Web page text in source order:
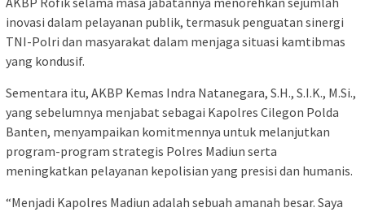
inovasi dalam pelayanan publik, termasuk penguatan sinergi
TNI-Polri dan masyarakat dalam menjaga situasi kamtibmas
yang kondusif.
Sementara itu, AKBP Kemas Indra Natanegara, S.H., S.I.K., M.Si.,
yang sebelumnya menjabat sebagai Kapolres Cilegon Polda
Banten, menyampaikan komitmennya untuk melanjutkan
program-program strategis Polres Madiun serta
meningkatkan pelayanan kepolisian yang presisi dan humanis.
“Menjadi Kapolres Madiun adalah sebuah amanah besar. Saya